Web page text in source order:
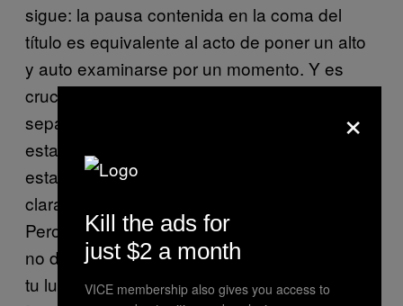
sigue: la pausa contenida en la coma del
título es equivalente al acto de poner un alto
y auto examinarse por un momento. Y es
crucial para el poder de la canción que
sepamos que eso que sigue no tiene por qué
estar referido a otra persona. Es verdad que
estar soltero es triste en nuestra cultura y,
claramente, no te quieres sentir indeseable.
Pero esta canción es un recordatorio de que
no debes permitir que otra persona acapare
tu luz mientras sigues creciendo. El «next»
×
Kill the ads for
just $2 a month
VICE membership also gives you access to